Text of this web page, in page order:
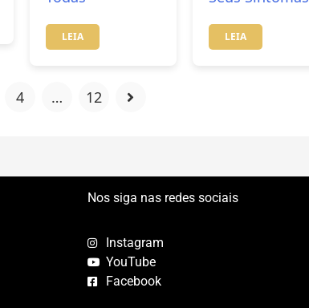
LEIA LEIA
4 … 12
Nos siga nas redes sociais
Instagram
YouTube
Facebook